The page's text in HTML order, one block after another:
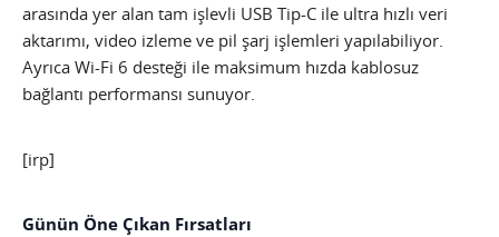
arasında yer alan tam işlevli USB Tip-C ile ultra hızlı veri
aktarımı, video izleme ve pil şarj işlemleri yapılabiliyor.
Ayrıca Wi-Fi 6 desteği ile maksimum hızda kablosuz
bağlantı performansı sunuyor.
[irp]
Günün Öne Çıkan Fırsatları